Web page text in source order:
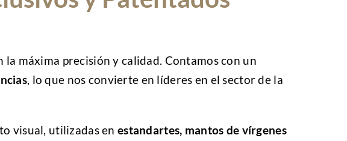
la máxima precisión y calidad. Contamos con un
, lo que nos convierte en líderes en el sector de la
visual, utilizadas enestandartes, mantos de vírgenes